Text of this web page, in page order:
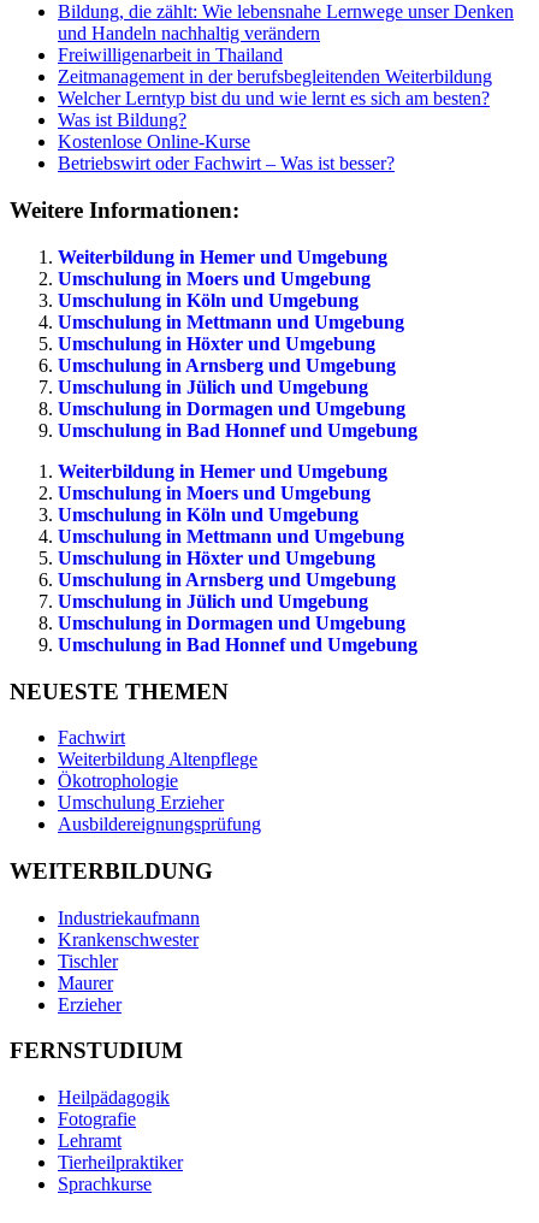
Bildung, die zählt: Wie lebensnahe Lernwege unser Denken
und Handeln nachhaltig verändern
Freiwilligenarbeit in Thailand
Zeitmanagement in der berufsbegleitenden Weiterbildung
Welcher Lerntyp bist du und wie lernt es sich am besten?
Was ist Bildung?
Kostenlose Online-Kurse
Betriebswirt oder Fachwirt – Was ist besser?
Weitere Informationen:
Weiterbildung in Hemer und Umgebung
Umschulung in Moers und Umgebung
Umschulung in Köln und Umgebung
Umschulung in Mettmann und Umgebung
Umschulung in Höxter und Umgebung
Umschulung in Arnsberg und Umgebung
Umschulung in Jülich und Umgebung
Umschulung in Dormagen und Umgebung
Umschulung in Bad Honnef und Umgebung
Weiterbildung in Hemer und Umgebung
Umschulung in Moers und Umgebung
Umschulung in Köln und Umgebung
Umschulung in Mettmann und Umgebung
Umschulung in Höxter und Umgebung
Umschulung in Arnsberg und Umgebung
Umschulung in Jülich und Umgebung
Umschulung in Dormagen und Umgebung
Umschulung in Bad Honnef und Umgebung
NEUESTE THEMEN
Fachwirt
Weiterbildung Altenpflege
Ökotrophologie
Umschulung Erzieher
Ausbildereignungsprüfung
WEITERBILDUNG
Industriekaufmann
Krankenschwester
Tischler
Maurer
Erzieher
FERNSTUDIUM
Heilpädagogik
Fotografie
Lehramt
Tierheilpraktiker
Sprachkurse